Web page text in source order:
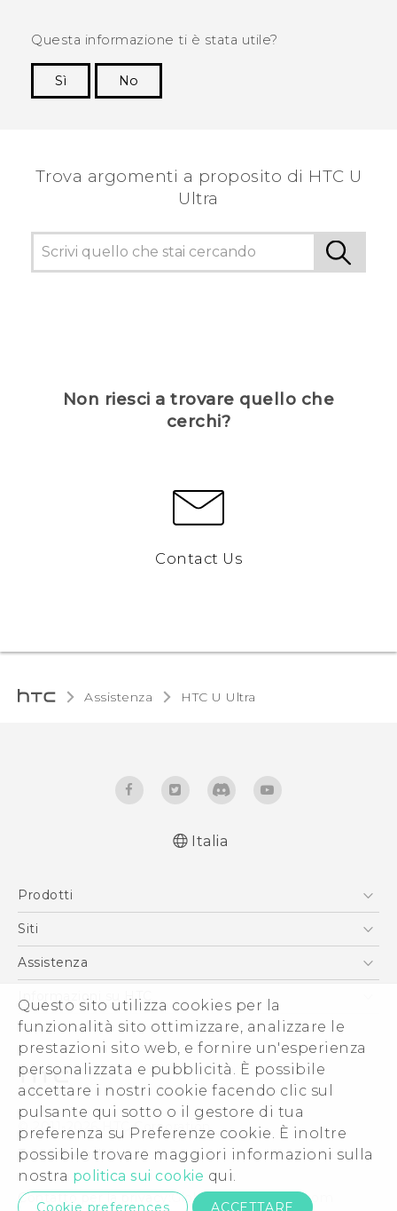
Questo sito utilizza cookies per la
funzionalità sito ottimizzare, analizzare le
prestazioni sito web, e fornire un'esperienza
personalizzata e pubblicità. È possibile
accettare i nostri cookie facendo clic sul
pulsante qui sotto o il gestore di tua
preferenza su Preferenze cookie. È inoltre
possibile trovare maggiori informazioni sulla
nostra politica sui cookie qui.
Cookie preferences ACCETTARE
Questa informazione ti è stata utile?
Sì
No
Trova argomenti a proposito di HTC U
Ultra
Non riesci a trovare quello che
cerchi?
Contact Us
Assistenza HTC U Ultra‎
normativa
English - Safety and regulatory guide
Italia
Prodotti
Smartphone
Vive
Accessori
Siti
HTC VIVE
Assistenza
Ecommerce Assistenza
Informazioni su HTC
ESG
Uffici Commerciali
Investitori (Inglese)
Cookie Preferences
Lavora con noi
Security and Privacy Whitepaper
© 2011-2026 HTC Corporation
Termini legali
Contatto per la privacy:Global-Privacy@htc.com